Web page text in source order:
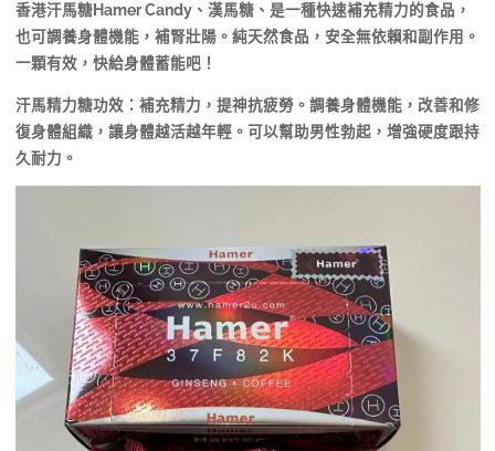
香港汗馬糖Hamer Candy、漢馬糖、是一種快速補充精力的食品，
也可調養身體機能，補腎壯陽。純天然食品，安全無依賴和副作用。
一顆有效，快給身體蓄能吧！
汗馬精力糖功效：補充精力，提神抗疲勞。調養身體機能，改善和修
復身體組織，讓身體越活越年輕。可以幫助男性勃起，增強硬度跟持
久耐力。